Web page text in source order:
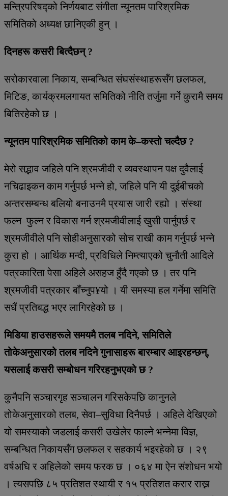
मन्त्रिपरिषद्को निर्णयबाट संगीता न्यूनतम पारिश्रमिक
समितिको अध्यक्ष छानिएकी हुन् ।
दिनहरू कसरी बित्दैछन् ?
सरोकारवाला निकाय, सम्बन्धित संघसंस्थाहरूसँग छलफल,
मिटिङ, कार्यक्रमलगायत समितिको नीति तर्जुमा गर्ने कुरामै समय
बितिरहेको छ ।
न्यूनतम पारिश्रमिक समितिको काम के–कस्तो चल्दैछ ?
मेरो सद्भाव जहिले पनि श्रमजीवी र व्यवस्थापन पक्ष दुवैलाई
नचिढाइकन काम गर्नुपर्छ भन्ने हो, जहिले पनि यी दुईबीचको
अन्तरसम्बन्ध बलियो बनाउनमै प्रयास जारी रह्यो । संस्था
फल्न–फुल्न र विकास गर्न श्रमजीवीलाई खुसी पार्नुपर्छ र
श्रमजीवीले पनि सोहीअनुसारको सोच राखी काम गर्नुपर्छ भन्ने
कुरा हो । आर्थिक मन्दी, प्रविधिले निम्त्याएको चुनौती आदिले
पत्रकारिता पेसा अहिले असहज हुँदै गएको छ । तर पनि
श्रमजीवी पत्रकार बाँच्नुप¥यो । यी समस्या हल गर्नेमा समिति
सधैं प्रतिबद्ध भएर लागिरहेको छ ।
मिडिया हाउसहरूले समयमै तलब नदिने, समितिले
तोकेअनुसारको तलब नदिने गुनासाहरू बारम्बार आइरहन्छन्,
यसलाई कसरी सम्बोधन गरिरहनुभएको छ ?
कुनैपनि सञ्चारगृह सञ्चालन गरिसकेपछि कानुनले
तोकेअनुसारको तलब, सेवा–सुविधा दिनैपर्छ । अहिले देखिएको
यो समस्याको जडलाई कसरी उखेलेर फाल्ने भन्नेमा विज्ञ,
सम्बन्धित निकायसँग छलफल र सहकार्य भइरहेको छ । २९
वर्षअघि र अहिलेको समय फरक छ । ०६४ मा ऐन संशोधन भयो
। त्यसपछि ८५ प्रतिशत स्थायी र १५ प्रतिशत करार राख्न